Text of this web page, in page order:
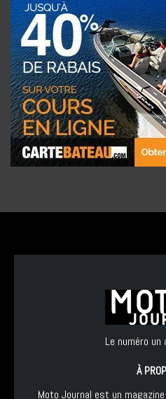
Le numéro un
À
Moto Journal est un